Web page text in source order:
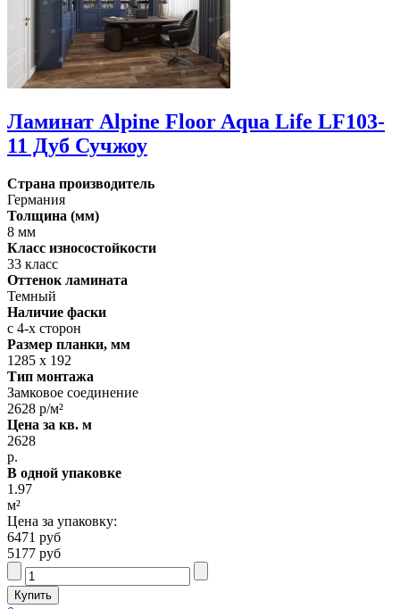
Ламинат Alpine Floor Aqua Life LF103-
11 Дуб Сучжоу
Страна производитель
Германия
Толщина (мм)
8 мм
Класс износостойкости
33 класс
Оттенок ламината
Темный
Наличие фаски
с 4-х сторон
Размер планки, мм
1285 х 192
Тип монтажа
Замковое соединение
2628 р/м²
Цена за кв. м
2628
р.
В одной упаковке
1.97
м²
Цена за упаковку:
6471 руб
5177 руб